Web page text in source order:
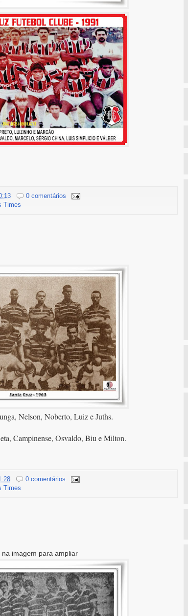
0 comentários
Times
Nelson, Noberto, Luiz e Juths.
Campinense, Osvaldo, Biu e Milton.
0 comentários
Times
na imagem para ampliar